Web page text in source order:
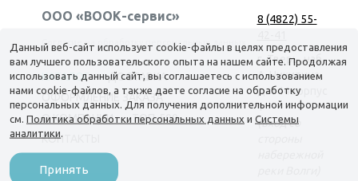
ООО «ВООК-сервис»
Согласие на обработку персональных данных
КАТАЛОГ
ДОСТАВКА
ОФОРМЛЕНИЕ ЗАКАЗА
О КОМПАНИИ
ТОП-500
КОНТАКТЫ
8 (4822) 55-
г. Тверь, наб.
А. Никитина,
д. 144 корпус
1
(вход со
Данный веб-сайт использует cookie-файлы в целях предоставления
вам лучшего пользовательского опыта на нашем сайте. Продолжая
использовать данный сайт, вы соглашаетесь с использованием
нами cookie-файлов, а также даете согласие на обработку
персональных данных. Для получения дополнительной информации
см. Политика обработки персональных данных и Системы
аналитики
Принять